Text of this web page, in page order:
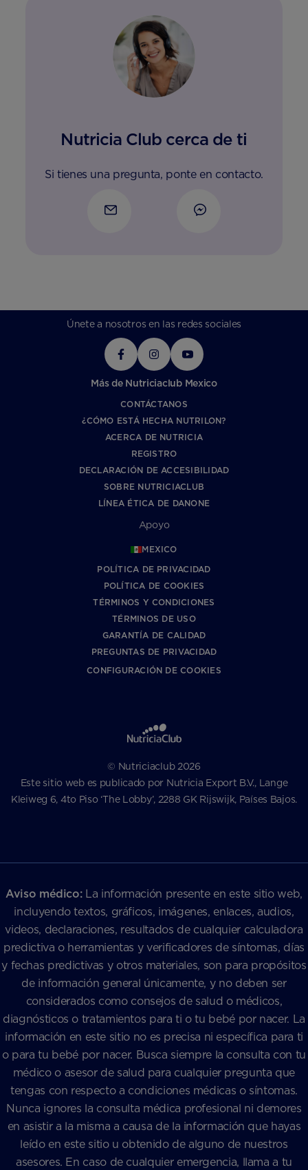
Nutricia Club cerca de ti
Si tienes una pregunta, ponte en contacto.
Únete a nosotros en las redes sociales
Más de Nutriciaclub Mexico
CONTÁCTANOS
¿CÓMO ESTÁ HECHA NUTRILON?
ACERCA DE NUTRICIA
REGISTRO
DECLARACIÓN DE ACCESIBILIDAD
SOBRE NUTRICIACLUB
LÍNEA ÉTICA DE DANONE
Apoyo
MEXICO
POLÍTICA DE PRIVACIDAD
POLÍTICA DE COOKIES
TÉRMINOS Y CONDICIONES
TÉRMINOS DE USO
GARANTÍA DE CALIDAD
PREGUNTAS DE PRIVACIDAD
CONFIGURACIÓN DE COOKIES
© Nutriciaclub 2026
Este sitio web es publicado por Nutricia Export B.V., Lange
Kleiweg 6, 4to Piso ‘The Lobby’, 2288 GK Rijswijk, Países Bajos.
Aviso médico:La información presente en este sitio web,
incluyendo textos, gráficos, imágenes, enlaces, audios,
videos, declaraciones, resultados de cualquier calculadora
predictiva o herramientas y verificadores de síntomas, días
y fechas predictivas y otros materiales, son para propósitos
de información general únicamente, y no deben ser
considerados como consejos de salud o médicos,
diagnósticos o tratamientos para ti o tu bebé por nacer. La
información en este sitio no es precisa ni específica para ti
o para tu bebé por nacer. Busca siempre la consulta con tu
médico o asesor de salud para cualquier pregunta que
tengas con respecto a condiciones médicas o síntomas.
Nunca ignores la consulta médica profesional ni demores
en asistir a la misma a causa de la información que hayas
leído en este sitio u obtenido de alguno de nuestros
asesores. En caso de cualquier emergencia, llama a tu